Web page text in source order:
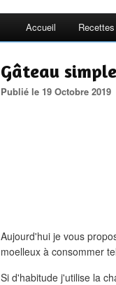
Accueil
Gâteau
Publié le 19 Octobre 2019
Aujourd'hui je vous
moelleux à consommer
Si d'habitude j'utilise la